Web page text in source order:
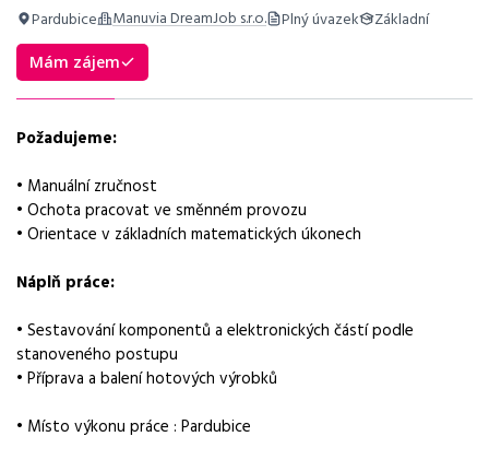
Pardubice Manuvia DreamJob s.r.o. Plný úvazek Základní
Shrnutí nabídky
Nabídka práce v Pardubicích na pozici operátora výroby
Základní informace
Pozice
Operátor výroby drobné elektroniky
Normalizovaná profese
Obor / skupina
výroba
Lokalita nabídky
Pardubice
Mám zájem
Požadujeme:
• Manuální zručnost
• Ochota pracovat ve směnném provozu
• Orientace v základních matematických úkonech
Náplň práce:
• Sestavování komponentů a elektronických částí podle
stanoveného postupu
• Příprava a balení hotových výrobků
• Místo výkonu práce : Pardubice